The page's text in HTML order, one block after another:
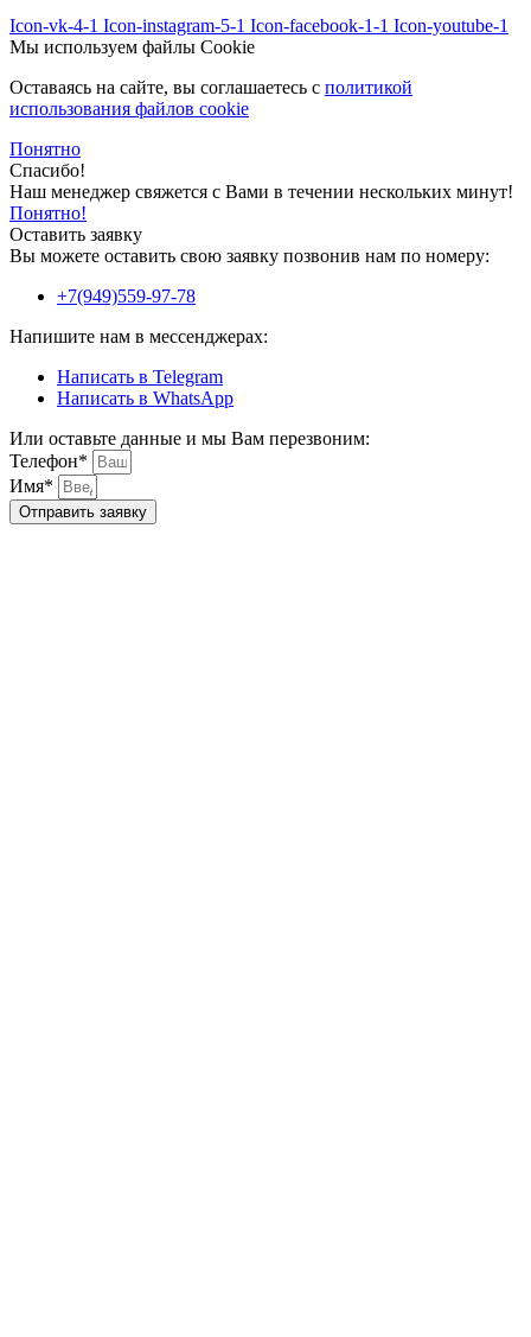
Icon-vk-4-1 Icon-instagram-5-1 Icon-facebook-1-1 Icon-youtube-1
Мы используем файлы Cookie
Оставаясь на сайте, вы соглашаетесь c политикой
использования файлов cookie
Понятно
Спасибо!
Наш менеджер свяжется с Вами в течении нескольких минут!
Понятно!
Оставить заявку
Вы можете оставить свою заявку позвонив нам по номеру:
+7(949)559-97-78
Напишите нам в мессенджерах:
Написать в Telegram
Написать в WhatsApp
Или оставьте данные и мы Вам перезвоним:
Телефон*
Имя*
Отправить заявку